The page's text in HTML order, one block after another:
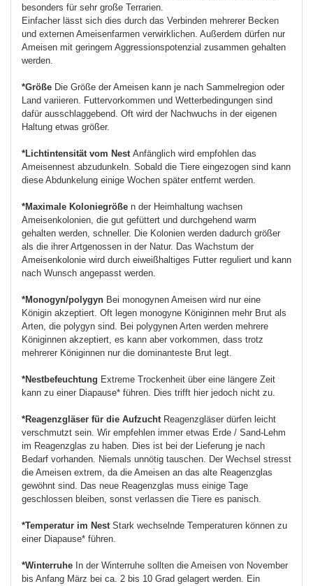
besonders für sehr große Terrarien.
Einfacher lässt sich dies durch das Verbinden mehrerer Becken
und externen Ameisenfarmen verwirklichen. Außerdem dürfen nur
Ameisen mit geringem Aggressionspotenzial zusammen gehalten
werden.
*Größe Die Größe der Ameisen kann je nach Sammelregion oder
Land variieren. Futtervorkommen und Wetterbedingungen sind
dafür ausschlaggebend. Oft wird der Nachwuchs in der eigenen
Haltung etwas größer.
*Lichtintensität vom Nest Anfänglich wird empfohlen das
Ameisennest abzudunkeln. Sobald die Tiere eingezogen sind kann
diese Abdunkelung einige Wochen später entfernt werden.
*Maximale Koloniegröße n der Heimhaltung wachsen
Ameisenkolonien, die gut gefüttert und durchgehend warm
gehalten werden, schneller. Die Kolonien werden dadurch größer
als die ihrer Artgenossen in der Natur. Das Wachstum der
Ameisenkolonie wird durch eiweißhaltiges Futter reguliert und kann
nach Wunsch angepasst werden.
*Monogyn/polygyn Bei monogynen Ameisen wird nur eine
Königin akzeptiert. Oft legen monogyne Königinnen mehr Brut als
Arten, die polygyn sind. Bei polygynen Arten werden mehrere
Königinnen akzeptiert, es kann aber vorkommen, dass trotz
mehrerer Königinnen nur die dominanteste Brut legt.
*Nestbefeuchtung Extreme Trockenheit über eine längere Zeit
kann zu einer Diapause* führen. Dies trifft hier jedoch nicht zu.
*Reagenzgläser für die Aufzucht Reagenzgläser dürfen leicht
verschmutzt sein. Wir empfehlen immer etwas Erde / Sand-Lehm
im Reagenzglas zu haben. Dies ist bei der Lieferung je nach
Bedarf vorhanden. Niemals unnötig tauschen. Der Wechsel stresst
die Ameisen extrem, da die Ameisen an das alte Reagenzglas
gewöhnt sind. Das neue Reagenzglas muss einige Tage
geschlossen bleiben, sonst verlassen die Tiere es panisch.
*Temperatur im Nest Stark wechselnde Temperaturen können zu
einer Diapause* führen.
*Winterruhe In der Winterruhe sollten die Ameisen von November
bis Anfang März bei ca. 2 bis 10 Grad gelagert werden. Ein